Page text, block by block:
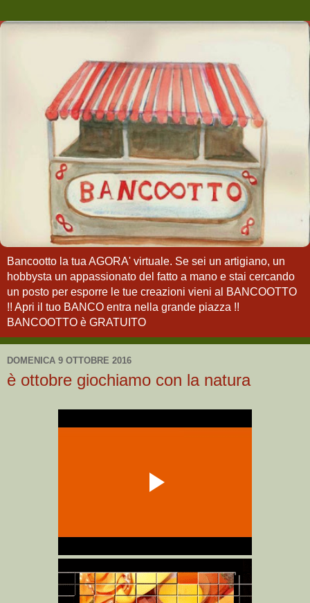
Bancootto la tua AGORA' virtuale. Se sei un artigiano, un
hobbysta un appassionato del fatto a mano e stai cercando
un posto per esporre le tue creazioni vieni al BANCOOTTO
!! Apri il tuo BANCO entra nella grande piazza !!
BANCOOTTO è GRATUITO
DOMENICA 9 OTTOBRE 2016
è ottobre giochiamo con la natura